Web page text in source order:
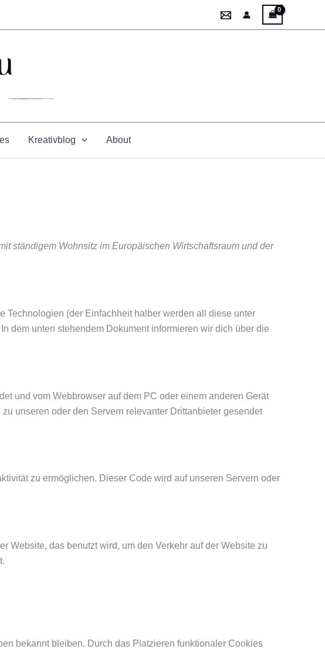
Kreativblog About
ständigem Wohnsitz im Europäischen Wirtschaftsraum und der
Technologien (der Einfachheit halber werden all diese unter
dem unten stehendem Dokument informieren wir dich über die
und vom Webbrowser auf dem PC oder einem anderen Gerät
unseren oder den Servern relevanter Drittanbieter gesendet
zu ermöglichen. Dieser Code wird auf unseren Servern oder
Website, das benutzt wird, um den Verkehr auf der Website zu
bekannt bleiben. Durch das Platzieren funktionaler Cookies